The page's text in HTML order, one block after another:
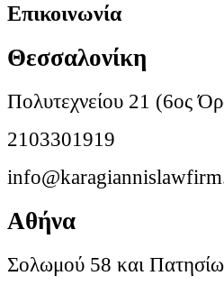
Επικοινωνία
Θεσσαλονίκη
Πολυτεχνείου 21 (6ος
2103301919
Αθήνα
Σολωμού 58 και